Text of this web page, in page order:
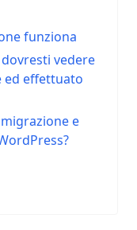
funziona
vedere
ed effettuato
e